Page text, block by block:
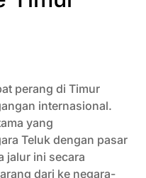
perang di Timur
internasional.
yang
Teluk dengan pasar
jalur ini secara
dari ke negara-